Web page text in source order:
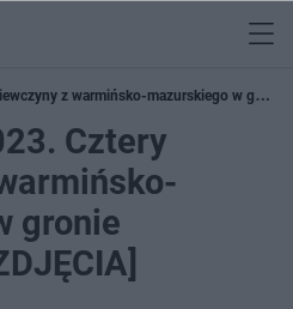
z warmińsko-mazurskiego w gronie
Cztery
gronie